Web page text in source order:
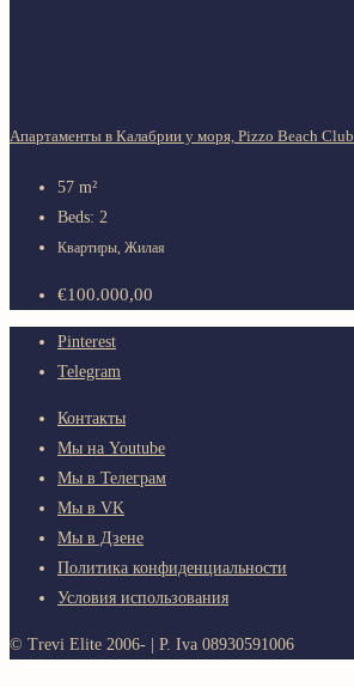
Апартаменты в Калабрии у моря, Pizzo Beach Club
57 m²
Beds: 2
Квартиры, Жилая
€100.000,00
Pinterest
Telegram
Контакты
Мы на Youtube
Мы в Телеграм
Мы в VK
Мы в Дзене
Политика конфиденциальности
Условия использования
© Trevi Elite 2006- | P. Iva 08930591006